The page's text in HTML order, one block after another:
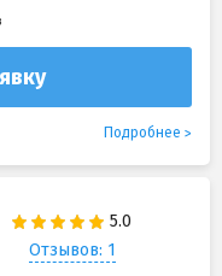
Подробнее
Отзывов: 1